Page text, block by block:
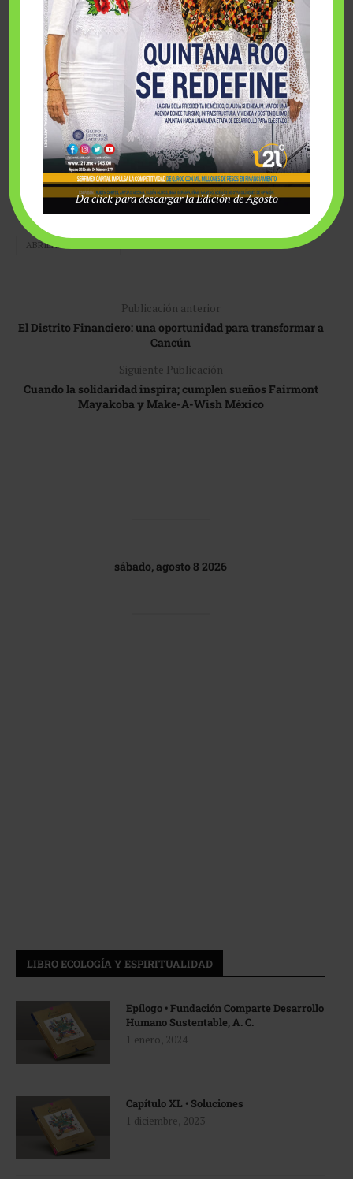
recaudados, serán destinados al 100% a talleres y materiales.
13 años
de trabajo comunitario lleva ya Abriendo Puertas.
ABRIENDO PUERTAS
Publicación anterior
El Distrito Financiero: una oportunidad para transformar a
Cancún
Siguiente Publicación
Cuando la solidaridad inspira; cumplen sueños Fairmont
Mayakoba y Make-A-Wish México
sábado, agosto 8 2026
LIBRO ECOLOGÍA Y ESPIRITUALIDAD
Epílogo • Fundación Comparte Desarrollo
Humano Sustentable, A. C.
1 enero, 2024
Capítulo XL • Soluciones
1 diciembre, 2023
Da click para descargar la Edición de Agosto